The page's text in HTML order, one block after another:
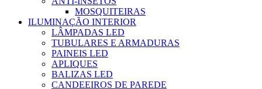
MOSQUITEIRAS
ILUMINAÇÃO INTERIOR
LÂMPADAS LED
TUBULARES E ARMADURAS
PAINEIS LED
APLIQUES
BALIZAS LED
CANDEEIROS DE PAREDE